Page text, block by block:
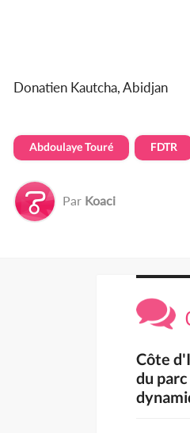
Donatien Kautcha, Abidjan
Abdoulaye Touré FDTR
Par Koaci
Côte
du